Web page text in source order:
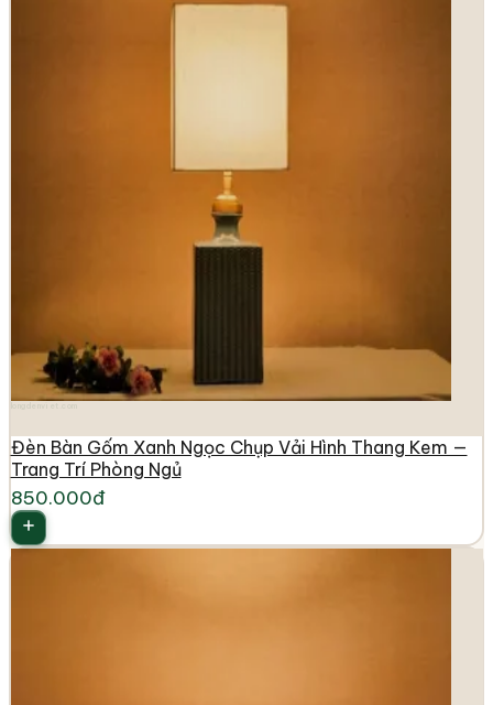
Đèn Bàn Gốm Xanh Ngọc Chụp Vải Hình Thang Kem —
Trang Trí Phòng Ngủ
850.000đ